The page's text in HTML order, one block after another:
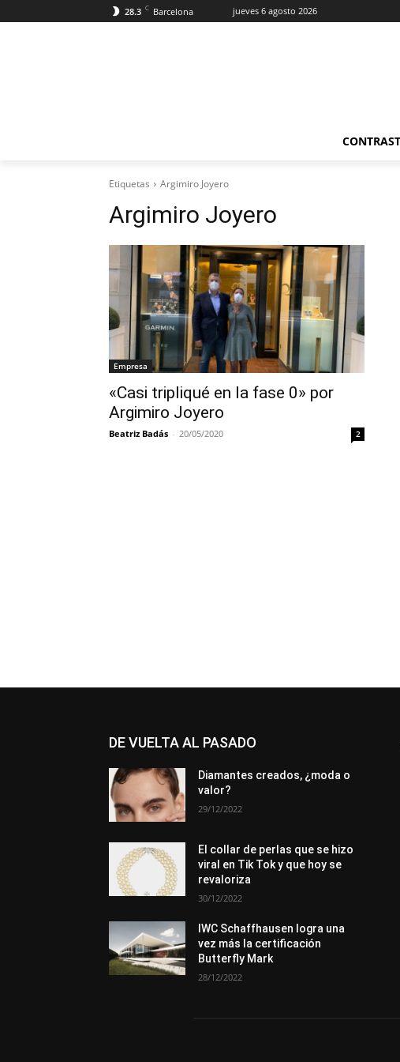
28.3 C Barcelona jueves 6 agosto 2026
Etiquetas Argimiro Joyero
Argimiro Joyero
Empresa
«Casi tripliqué en la fase 0» por
Argimiro Joyero
Beatriz Badás - 20/05/2020 2
DE VUELTA AL PASADO
Diamantes creados, ¿moda o
valor?
29/12/2022
El collar de perlas que se hizo
viral en Tik Tok y que hoy se
revaloriza
30/12/2022
IWC Schaffhausen logra una
vez más la certificación
Butterfly Mark
28/12/2022